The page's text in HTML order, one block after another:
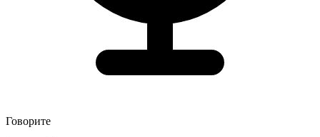
Говорите